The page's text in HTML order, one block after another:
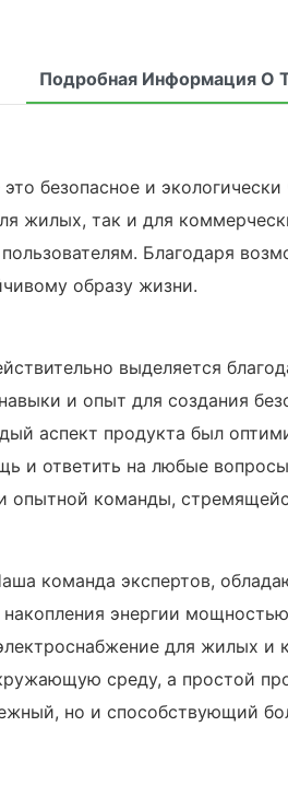
Подробная Информация О
безопасное и
жилых, так и для
Благодаря
образу жизни.
выделяется
и опыт для создания
аспект продукта был
и ответить на любые
команды,
команда экспертов,
энергии
для жилых
среду, а простой
но и способствующий